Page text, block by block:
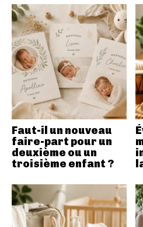
Faut-il un nouveau
faire-part pour un
deuxième ou un
troisième enfant ?